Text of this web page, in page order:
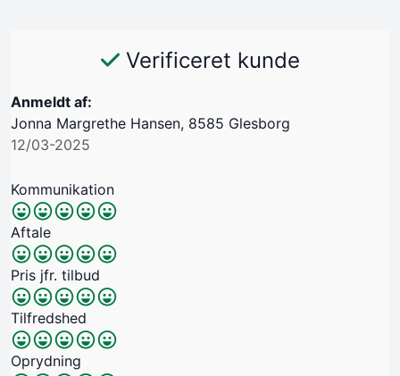
Verificeret kunde
Anmeldt af:
Jonna Margrethe Hansen, 8585 Glesborg
12/03-2025
Kommunikation
Aftale
Pris jfr. tilbud
Tilfredshed
Oprydning